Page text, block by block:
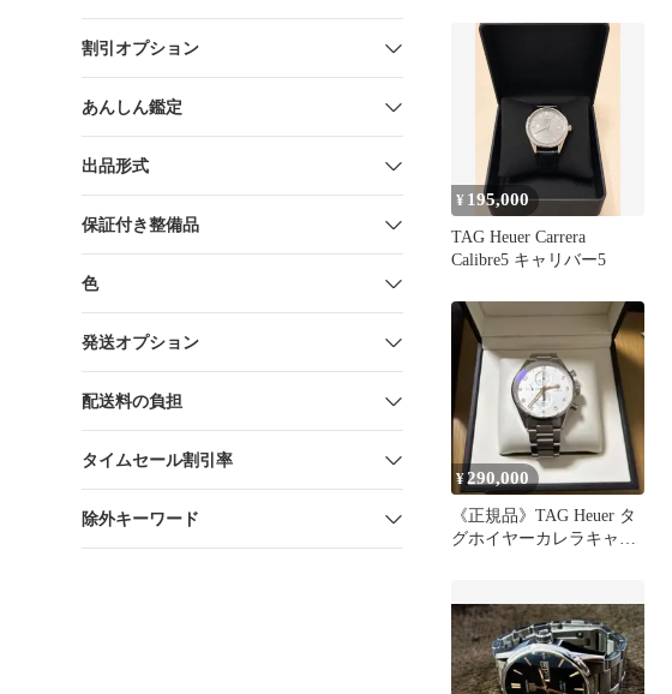
割引オプション
あんしん鑑定
出品形式
保証付き整備品
色
発送オプション
配送料の負担
タイムセール割引率
除外キーワード
¥ 195,000
TAG Heuer Carrera
Calibre5 キャリバー5
¥290,000
《正規品》TAG Heuer タ
グホイヤーカレラキャリ